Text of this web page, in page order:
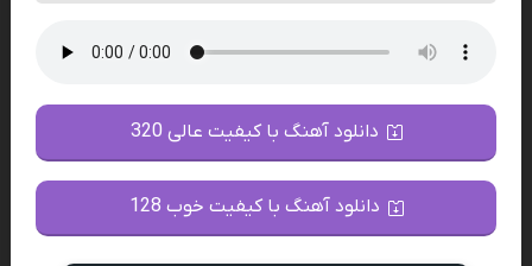
دانلود آهنگ با کیفیت عالی 320
دانلود آهنگ با کیفیت خوب 128